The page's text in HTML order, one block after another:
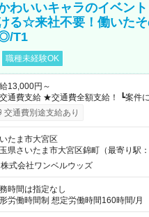
わいいキャラのイベン
る☆来社不要！働いた
T1
職種未経験OK
13,000円～
給 ★交通費全額支給！ ┗案件により規定あり ★日払
OK！（規定あり） ┗働いたその日に現
ビニATMから 日払い分を引き落とせます！ 【試用期
交通費別途支給あり
たま市大宮区
県さいたま市大宮区錦町（最寄り駅：
株式会社ワンベルウッズ
時間は指定なし
労働時間制 想定労働時間160時間/月 【シフト例】 ・8：00
：00